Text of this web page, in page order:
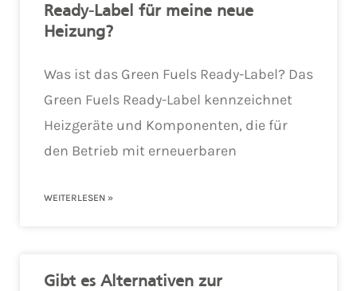
Ready-Label für meine neue
Heizung?
Was ist das Green Fuels Ready-Label? Das
Green Fuels Ready-Label kennzeichnet
Heizgeräte und Komponenten, die für
den Betrieb mit erneuerbaren
WEITERLESEN »
Gibt es Alternativen zur